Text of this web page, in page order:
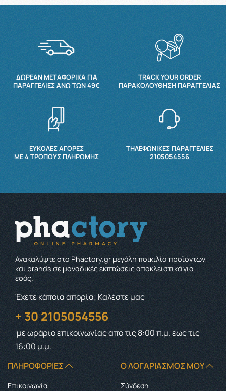
ΔΩΡΕΆΝ ΜΕΤΑΦΟΡΙΚΆ ΓΙΑ
ΠΑΡΑΓΓΕΛΊΕΣ ΆΝΩ ΤΩΝ 49€
TRACK YOUR ORDER
ΠΑΡΑΚΟΛΟΎΘΗΣΗ ΠΑΡΑΓΓΕΛΊΑΣ
ΕΥΚΟΛΕΣ ΑΓΟΡΕΣ
ΜΕ 4 ΤΡΌΠΟΥΣ ΠΛΗΡΩΜΉΣ
ΤΗΛΕΦΩΝΙΚΕΣ ΠΑΡΑΓΓΕΛΙΕΣ
2105054556
Ανακαλύψτε στο Phactory.gr μεγάλη ποικιλία προϊόντων
και brands σε μοναδικές εκπτώσεις αποκλειστικά για
εσάς.
Έχετε κάποια απορία; Καλέστε μας
+ 30 2105054556
με ωράριο επικοινωνίαςαπο τις 8:00 π.μ. εως τις
16:00 μ.μ.
ΠΛΗΡΟΦΟΡΊΕΣ
Επικοινωνία
Ο ΛΟΓΑΡΙΑΣΜΌΣ ΜΟΥ
Σύνδεση